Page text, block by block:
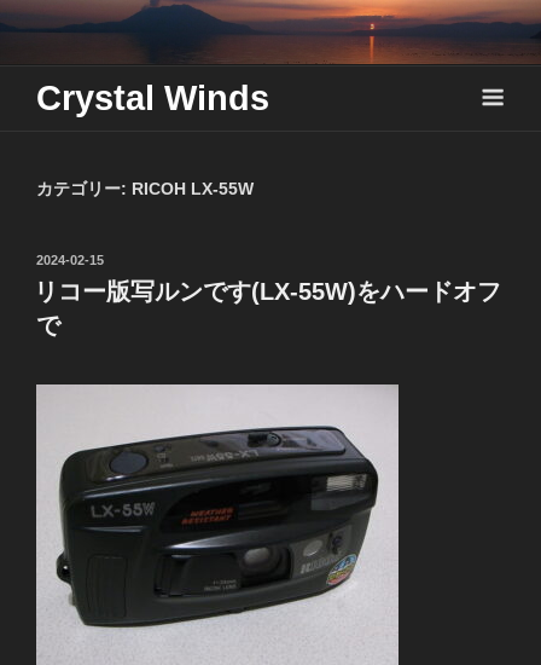
Skip
content
Crystal Winds
カテゴリー: RICOH LX-55W
投
稿
日:
2024-02-15
リコー版写ルンです(LX-55W)をハードオフ
で